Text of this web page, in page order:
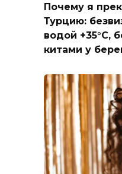
Почему я
Турцию:
водой +35°C,
китами у